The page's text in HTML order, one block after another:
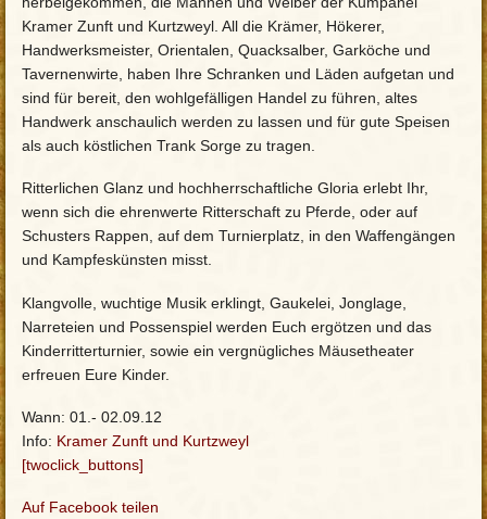
Kramer Zunft und Kurtzweyl. All die Krämer, Hökerer,
Handwerksmeister, Orientalen, Quacksalber, Garköche und
Tavernenwirte, haben Ihre Schranken und Läden aufgetan und
sind für bereit, den wohlgefälligen Handel zu führen, altes
Handwerk anschaulich werden zu lassen und für gute Speisen
als auch köstlichen Trank Sorge zu tragen.
Ritterlichen Glanz und hochherrschaftliche Gloria erlebt Ihr,
wenn sich die ehrenwerte Ritterschaft zu Pferde, oder auf
Schusters Rappen, auf dem Turnierplatz, in den Waffengängen
und Kampfeskünsten misst.
Klangvolle, wuchtige Musik erklingt, Gaukelei, Jonglage,
Narreteien und Possenspiel werden Euch ergötzen und das
Kinderritterturnier, sowie ein vergnügliches Mäusetheater
erfreuen Eure Kinder.
Wann: 01.- 02.09.12
Info: Kramer Zunft und Kurtzweyl
[twoclick_buttons]
Auf Facebook teilen